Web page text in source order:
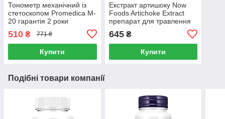
Тонометр механічний із
стетоскопом Promedica M-
20 гарантія 2 роки
510 ₴ 771 ₴
Купити
Екстракт артишоку Now
Foods Artichoke Extract
препарат для травлення
645₴
Купити
Подібні товари компанії